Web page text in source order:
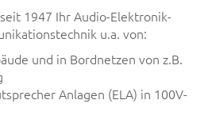
1947 Ihr Audio-Elektronik-
u.a. von:
und in Bordnetzen von z.B.
Anlagen (ELA) in 100V-